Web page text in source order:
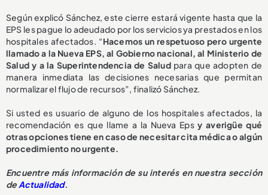
Según explicó Sánchez, este cierre estará vigente hasta que la
EPS les pague lo adeudado por los servicios ya prestados en los
hospitales afectados. “Hacemos un respetuoso pero urgente
llamado a la Nueva EPS, al Gobierno nacional, al Ministerio de
Salud y a la Superintendencia de Salud para que adopten de
manera inmediata las decisiones necesarias que permitan
normalizar el flujo de recursos”, finalizó Sánchez.
Si usted es usuario de alguno de los hospitales afectados, la
recomendación es que llame a la Nueva Epsy averigüe qué
otras opciones tiene en caso de necesitar cita médica o algún
procedimiento no urgente.
Encuentre más información de su interés en nuestra sección
deActualidad.